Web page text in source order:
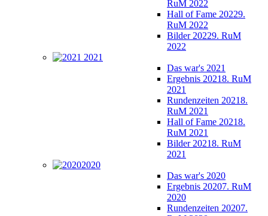
RuM 2022
Hall of Fame 20229.
RuM 2022
Bilder 20229. RuM
2022
2021
Das war's 2021
Ergebnis 20218. RuM
2021
Rundenzeiten 20218.
RuM 2021
Hall of Fame 20218.
RuM 2021
Bilder 20218. RuM
2021
2020
Das war's 2020
Ergebnis 20207. RuM
2020
Rundenzeiten 20207.